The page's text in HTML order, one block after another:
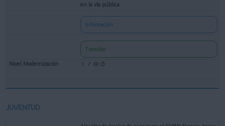
en la vía pública
Información
Tramitar
JUVENTUD